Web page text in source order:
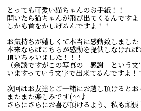
とっても可愛い猫ちゃんのお手紙！！
開いたら猫ちゃんが飛び出てくるんですよ
しかも首をかしげるんですよ！！
お気持ちが嬉しくて本当に感動致しました
本来ならばこちらが感動を提供しなけれ
頂いちゃいました！！！
（余談ですがこの写真の「感謝」という
いますっていう文字で出来てるんですよ！
次回はお友達とご一緒にお越し頂けると
またまた楽しみです(^^♪
さらにさらにお喜び頂けるよう、私も頑張り